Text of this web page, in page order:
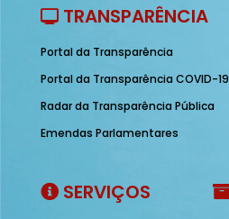
TRANSPARÊNCIA
Portal da Transparência
Portal da Transparência COVID-19
Radar da Transparência Pública
Emendas Parlamentares
SERVIÇOS